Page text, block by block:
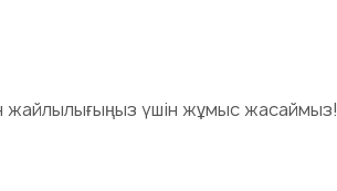
жайлылығыңыз үшін жұмыс жасаймыз!